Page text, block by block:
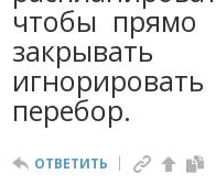
чтобы прямо
перебор.
ОТВЕТИТЬ